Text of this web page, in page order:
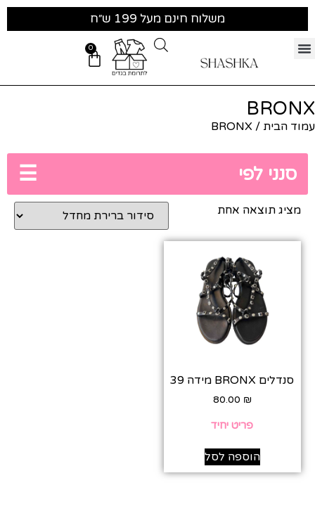
משלוח חינם מעל 199 ש״ח
0
BRONX
עמוד הבית / BRONX
סנני לפי ☰
מציג תוצאה אחת
סנדלים BRONX מידה 39
80.00 ₪
פריט יחיד
הוספה לסל